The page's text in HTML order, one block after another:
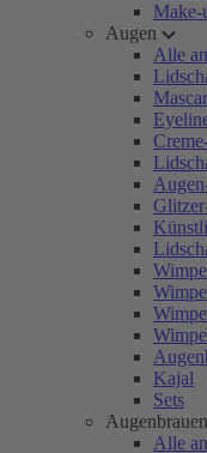
Make-
Augen
Alle
Kajal
Sets
Augenbrauen
Alle